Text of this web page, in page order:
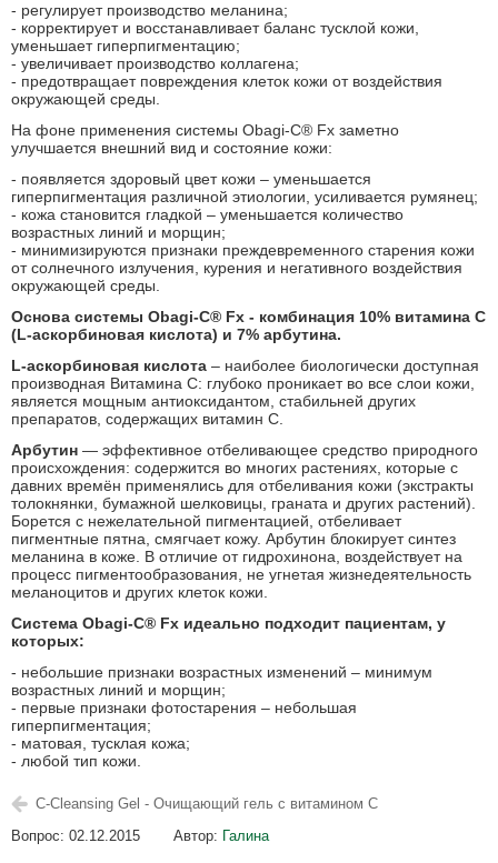
- регулирует производство меланина;
- корректирует и восстанавливает баланс тусклой кожи,
уменьшает гиперпигментацию;
- увеличивает производство коллагена;
- предотвращает повреждения клеток кожи от воздействия
окружающей среды.
На фоне применения системы Obagi-C® Fx заметно
улучшается внешний вид и состояние кожи:
- появляется здоровый цвет кожи – уменьшается
гиперпигментация различной этиологии, усиливается румянец;
- кожа становится гладкой – уменьшается количество
возрастных линий и морщин;
- минимизируются признаки преждевременного старения кожи
от солнечного излучения, курения и негативного воздействия
окружающей среды.
Основа системы Obagi-C® Fx - комбинация 10% витамина С
(L-аскорбиновая кислота) и 7% арбутина.
L-аскорбиновая кислота – наиболее биологически доступная
производная Витамина С: глубоко проникает во все слои кожи,
является мощным антиоксидантом, стабильней других
препаратов, содержащих витамин С.
Арбутин — эффективное отбеливающее средство природного
происхождения: содержится во многих растениях, которые с
давних времён применялись для отбеливания кожи (экстракты
толокнянки, бумажной шелковицы, граната и других растений).
Борется с нежелательной пигментацией, отбеливает
пигментные пятна, смягчает кожу. Арбутин блокирует синтез
меланина в коже. В отличие от гидрохинона, воздействует на
процесс пигментообразования, не угнетая жизнедеятельность
меланоцитов и других клеток кожи.
Cистема Obagi-C® Fx идеально подходит пациентам, у
которых:
- небольшие признаки возрастных изменений – минимум
возрастных линий и морщин;
- первые признаки фотостарения – небольшая
гиперпигментация;
- матовая, тусклая кожа;
- любой тип кожи.
C-Cleansing Gel - Очищающий гель с витамином С
Вопрос: 02.12.2015 Автор: Галина